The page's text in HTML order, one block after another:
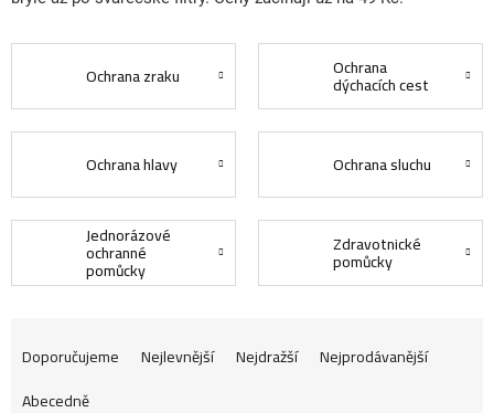
Ochrana zraku Ochrana
dýchacích cest
Ochrana hlavy Ochrana sluchu
Jednorázové
ochranné
pomůcky
Zdravotnické
pomůcky
Ř
Doporučujeme Nejlevnější Nejdražší
Nejprodávanější
Abecedně